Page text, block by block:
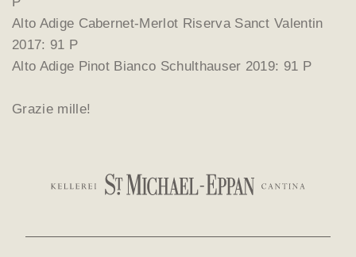
Alto Adige Cabernet-Merlot Riserva Sanct Valentin
2017: 91 P
Alto Adige Pinot Bianco Schulthauser 2019: 91 P
Grazie mille!